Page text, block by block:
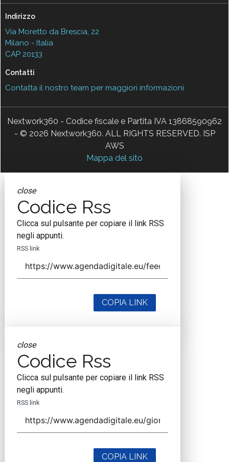
Indirizzo
Via Moretto da Brescia, 22
Milano - Italia
CAP 20133
Contatti
Contatta il nostro team per maggiori informazioni
Nextwork360 - Codice fiscale e Partita IVA 13868590962
- © 2026 Nextwork360. ALL RIGHTS RESERVED. ISP
AWS
Mappa del sito
close
Codice Rss
Clicca sul pulsante per copiare il link RSS
negli appunti.
RSS link
COPIA LINK
close
Codice Rss
Clicca sul pulsante per copiare il link RSS
negli appunti.
RSS link
COPIA LINK